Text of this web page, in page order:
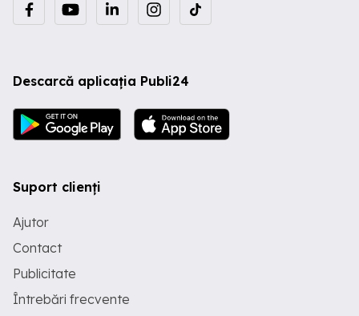
Descarcă aplicația Publi24
Suport clienți
Ajutor
Contact
Publicitate
Întrebări frecvente